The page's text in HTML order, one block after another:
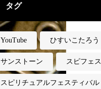
タグ
YouTube ひすいこたろう
サンストーン スピフェス
スピリチュアルフェスティバル